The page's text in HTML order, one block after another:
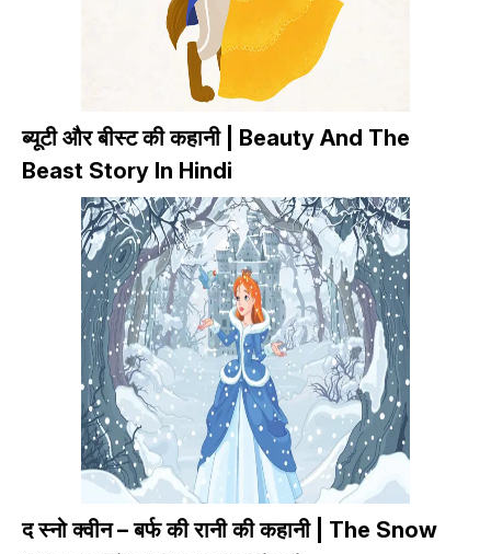
ब्यूटी और बीस्ट की कहानी | Beauty And The
Beast Story In Hindi
द स्नो क्वीन – बर्फ की रानी की कहानी | The Snow